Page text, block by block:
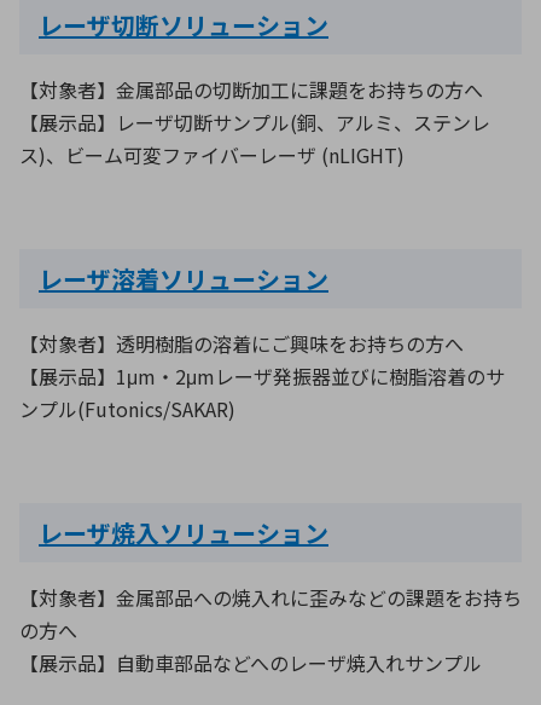
レーザ切断ソリューション
【対象者】金属部品の切断加工に課題をお持ちの方へ
【展示品】レーザ切断サンプル(銅、アルミ、ステンレ
ス)、ビーム可変ファイバーレーザ (nLIGHT)
レーザ溶着ソリューション
【対象者】透明樹脂の溶着にご興味をお持ちの方へ
【展示品】1μm・2μmレーザ発振器並びに樹脂溶着のサ
ンプル(Futonics/SAKAR)
レーザ焼入ソリューション
【対象者】金属部品への焼入れに歪みなどの課題をお持ち
の方へ
【展示品】自動車部品などへのレーザ焼入れサンプル